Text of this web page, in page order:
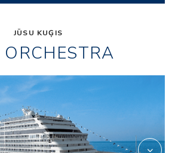
JŪSU KUĢIS
ORCHESTRA